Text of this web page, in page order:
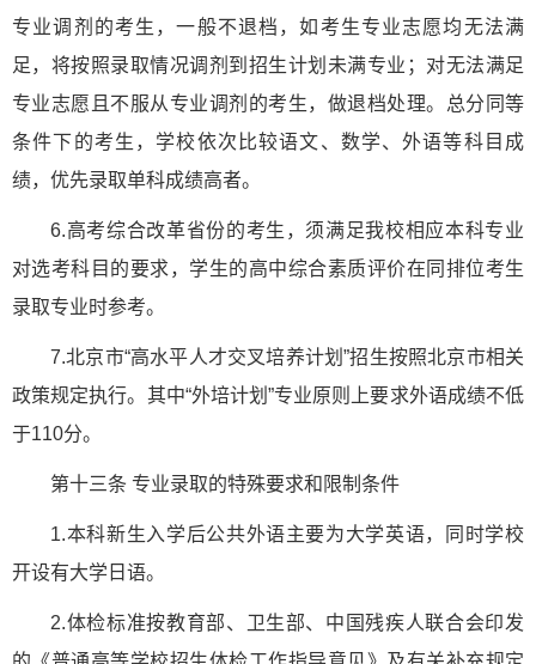
专业调剂的考生，一般不退档，如考生专业志愿均无法满
足，将按照录取情况调剂到招生计划未满专业；对无法满足
专业志愿且不服从专业调剂的考生，做退档处理。总分同等
条件下的考生，学校依次比较语文、数学、外语等科目成
绩，优先录取单科成绩高者。
6.高考综合改革省份的考生，须满足我校相应本科专业
对选考科目的要求，学生的高中综合素质评价在同排位考生
录取专业时参考。
7.北京市“高水平人才交叉培养计划”招生按照北京市相关
政策规定执行。其中“外培计划”专业原则上要求外语成绩不低
于110分。
第十三条 专业录取的特殊要求和限制条件
1.本科新生入学后公共外语主要为大学英语，同时学校
开设有大学日语。
2.体检标准按教育部、卫生部、中国残疾人联合会印发